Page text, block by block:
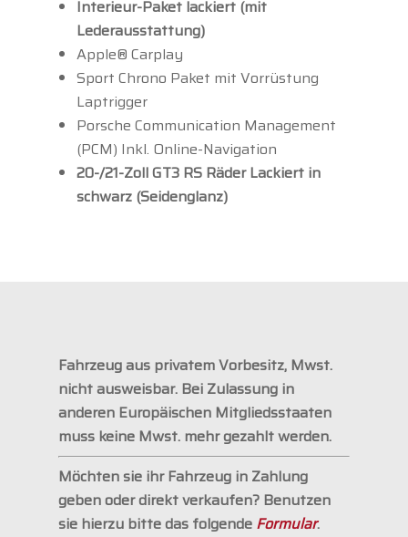
Interieur-Paket lackiert (mit
Lederausstattung)
Apple® Carplay
Sport Chrono Paket mit Vorrüstung
Laptrigger
Porsche Communication Management
(PCM) Inkl. Online-Navigation
20-/21-Zoll GT3 RS Räder Lackiert in
schwarz (Seidenglanz)
Fahrzeug aus privatem Vorbesitz, Mwst.
nicht ausweisbar. Bei Zulassung in
anderen Europäischen Mitgliedsstaaten
muss keine Mwst. mehr gezahlt werden.
Möchten sie ihr Fahrzeug in Zahlung
geben oder direkt verkaufen? Benutzen
sie hierzu bitte das folgende Formular.